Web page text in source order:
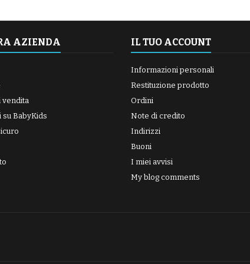
AZIENDA
vendita
BabyKids
IL TUO ACCOUNT
Informazioni personali
Restituzione prodotto
Ordini
Note di credito
Indirizzi
Buoni
I miei avvisi
My blog comments